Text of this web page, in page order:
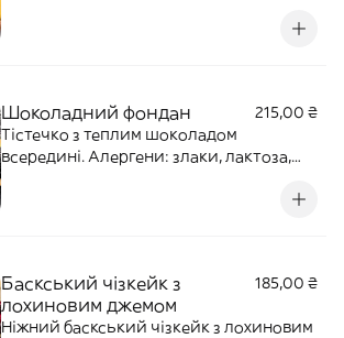
Шоколадний фондан
215,00 ₴
Тістечко з теплим шоколадом
всередині. Алергени: злаки, лактоза,
Баскський чізкейк з
лохиновим джемом
185,00 ₴
Ніжний баскський чізкейк з лохиновим